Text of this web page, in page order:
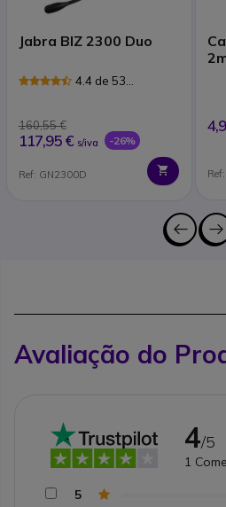
Jabra BIZ 2300 Duo
4.4 de 53
160,55 €
117,95 € s/iva -26%
Ref: GN2300D
Avaliação do
4/5
1
5